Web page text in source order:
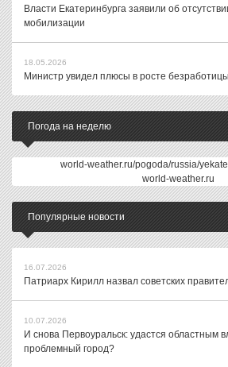
Власти Екатеринбурга заявили об
мобилизации
18.05.2026
Министр увидел плюсы в росте безработицы
Погода на неделю
world-weather.ru/pogoda/russia/
world-weather.ru
Популярные новости
16.07.2026
Патриарх Кирилл назвал советских
10.07.2026
И снова Первоуральск: удастся областным
проблемный город?